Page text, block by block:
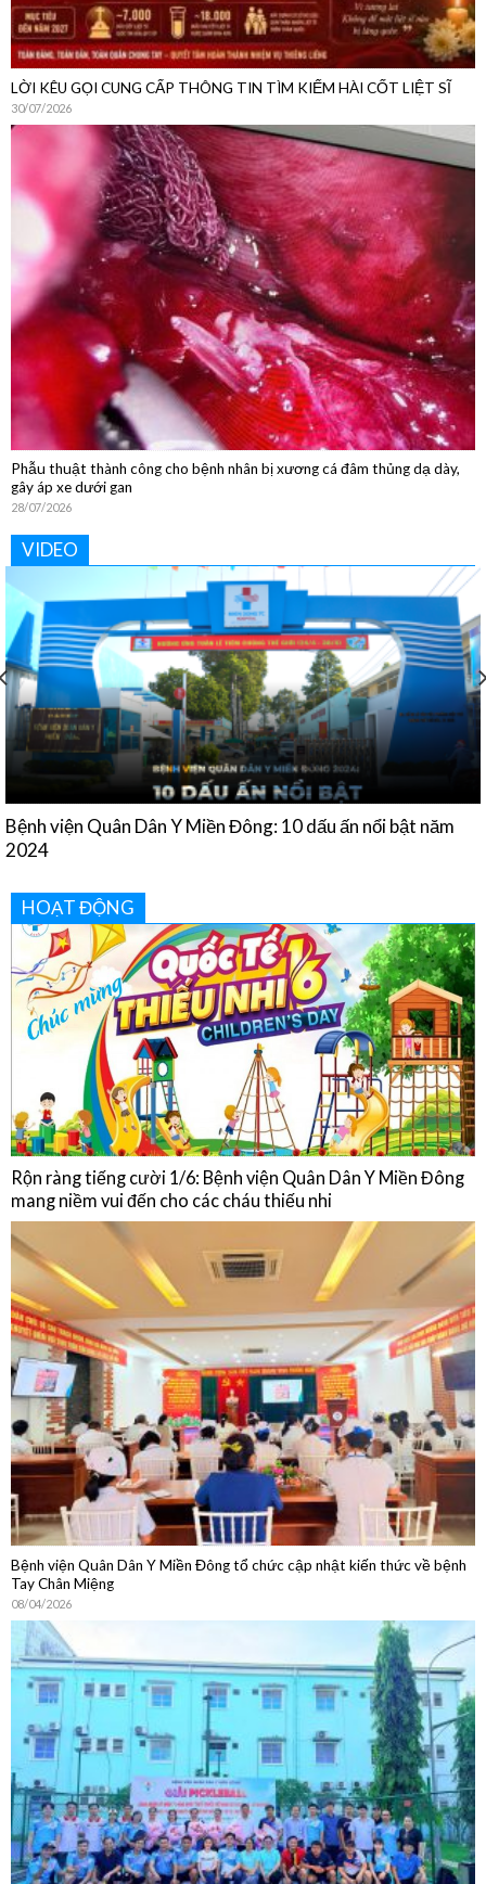
LỜI KÊU GỌI CUNG CẤP THÔNG TIN TÌM KIẾM HÀI CỐT LIỆT SĨ
30/07/2026
Phẫu thuật thành công cho bệnh nhân bị xương cá đâm thủng dạ dày,
gây áp xe dưới gan
28/07/2026
VIDEO
Tiền Huyết áp và cách điều trị
HOẠT ĐỘNG
Rộn ràng tiếng cười 1/6: Bệnh viện Quân Dân Y Miền Đông
mang niềm vui đến cho các cháu thiếu nhi
Bệnh viện Quân Dân Y Miền Đông tổ chức cập nhật kiến thức về bệnh
Tay Chân Miệng
08/04/2026